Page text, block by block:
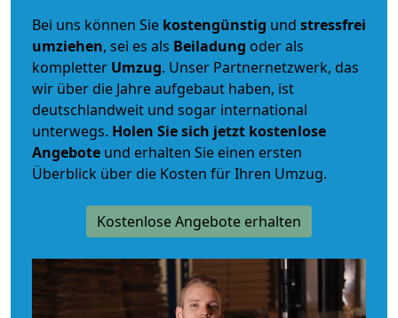
Bei uns können Sie kostengünstig und stressfrei
umziehen, sei es als Beiladung oder als
kompletter Umzug. Unser Partnernetzwerk, das
wir über die Jahre aufgebaut haben, ist
deutschlandweit und sogar international
unterwegs. Holen Sie sich jetzt kostenlose
Angebote und erhalten Sie einen ersten
Überblick über die Kosten für Ihren Umzug.
Kostenlose Angebote erhalten